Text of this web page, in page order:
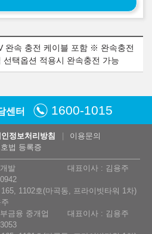
완속 충전 케이블 포함 ※ 완속충전
선택옵션 적용시 완속충전 가능
센터 1600-1015
정보처리방침
이용문의
법 등록증
발
대표이사 : 김용주
1102호(마곡동, 프라이빗타워 1차)
금융 중개업
대표이사 : 김용주